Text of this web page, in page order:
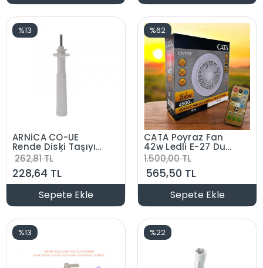
%13
ARNİCA CO-UE
Rende Diski Taşıyıcı
Beyaz Mil (Prokit
Mutfak Robotu
Orjinal Ürün)
262,81 TL
228,64 TL
Sepete Ekle
%62
CATA Poyraz Fan
42w Ledli E-27 Duy
a Takılabilen
Kumandalı
Vantilatör (Gizli
Pervane)
1.500,00 TL
565,50 TL
Sepete Ekle
%13 %22